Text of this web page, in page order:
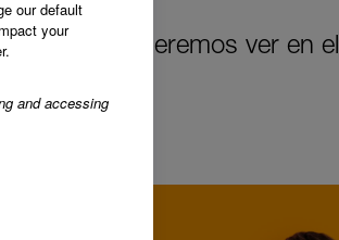
que queremos ver en el
our default
your
and accessing